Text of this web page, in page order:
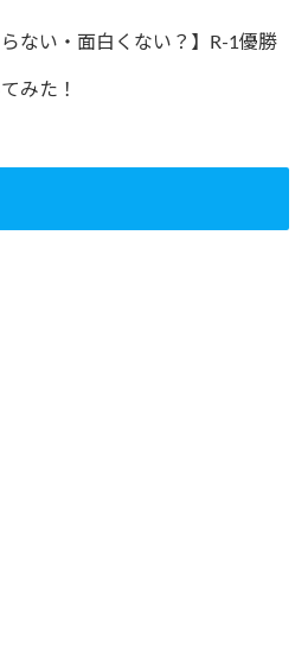
ない・面白くない？】R-1優勝
みた！